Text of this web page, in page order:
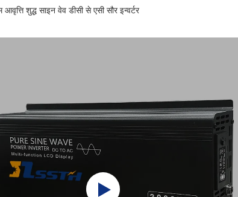
शुद्ध साइन वेव डीसी से एसी सौर इन्वर्टर